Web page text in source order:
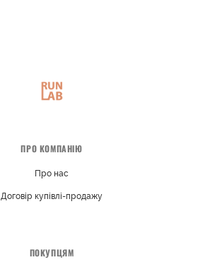
ПРО КОМПАНІЮ
Про нас
Договір купівлі-продажу
ПОКУПЦЯМ